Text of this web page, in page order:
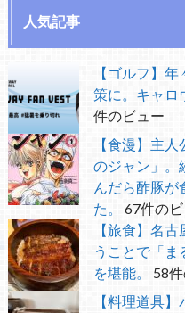
人気記事
【ゴルフ】
策に。キャロ
件のビュー
【食漫】主
のジャン」。
んだら酢豚が
た。
67件の
【旅食】名
うことで「ま
を堪能。
58
【料理道具